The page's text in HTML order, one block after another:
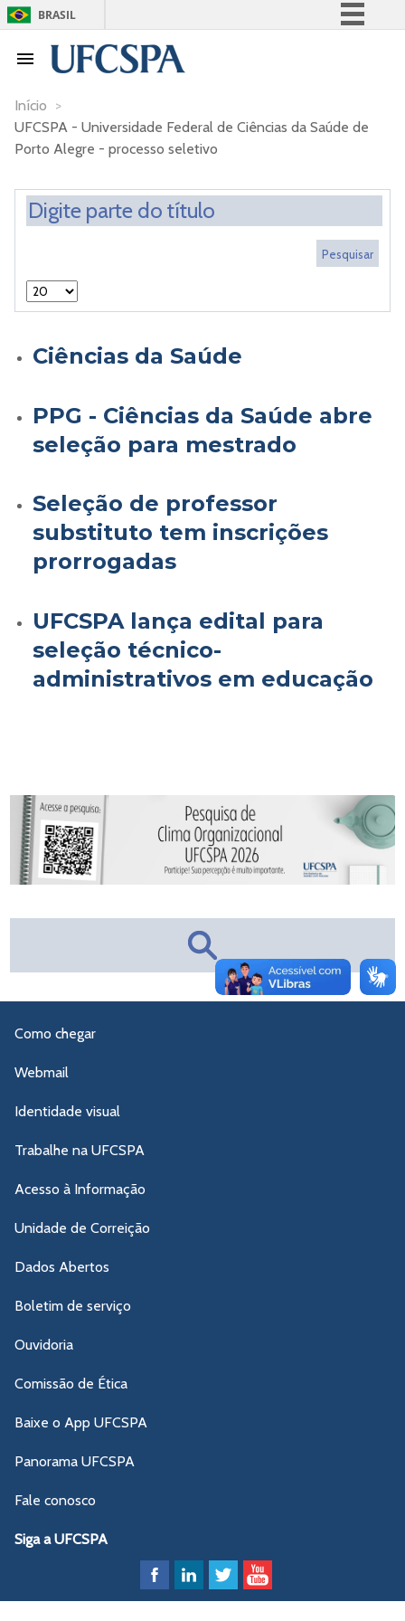
BRASIL
Acesso à informação
Canais
Início >
UFCSPA - Universidade Federal de Ciências da Saúde de
Porto Alegre - processo seletivo
Ciências da Saúde
PPG - Ciências da Saúde abre
seleção para mestrado
Seleção de professor
substituto tem inscrições
prorrogadas
UFCSPA lança edital para
seleção técnico-
administrativos em educação
Como chegar
Webmail
Identidade visual
Trabalhe na UFCSPA
Acesso à Informação
Unidade de Correição
Dados Abertos
Boletim de serviço
Ouvidoria
Comissão de Ética
Baixe o App UFCSPA
Panorama UFCSPA
Fale conosco
Siga a UFCSPA